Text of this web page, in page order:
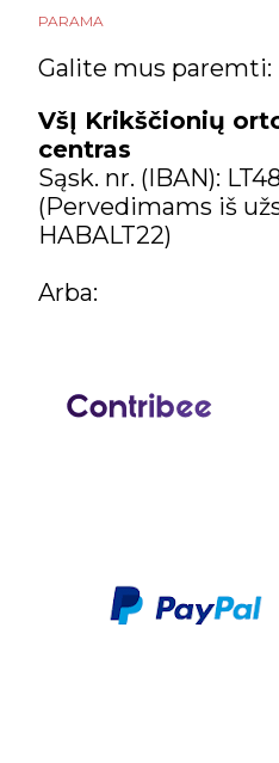
PARAMA
Galite mus paremti:
VšĮ Krikščionių
centras
Sąsk. nr. (IBAN):
(Pervedimams iš
HABALT22)
Arba: